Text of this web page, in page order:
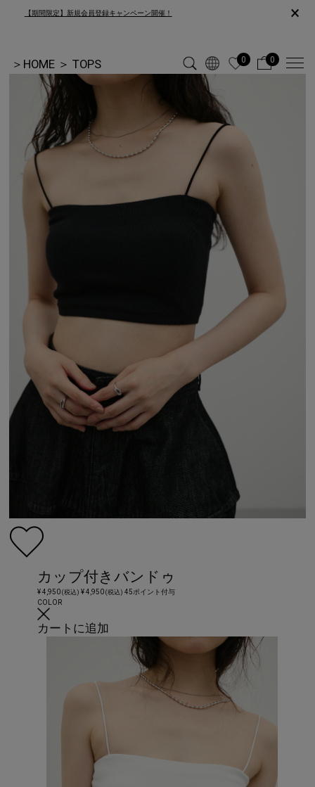
【期間限定】新規会員登録キャンペーン開催！ ×
＞ HOME ＞ TOPS 0 0
カップ付きバンドゥ
¥ 4,950(税込) ¥ 4,950(税込) 45ポイント付与
COLOR
カートに追加